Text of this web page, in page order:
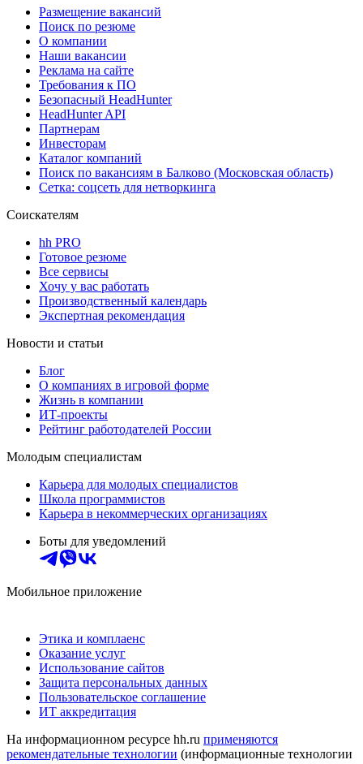
Размещение вакансий
Поиск по резюме
О компании
Наши вакансии
Реклама на сайте
Требования к ПО
Безопасный HeadHunter
HeadHunter API
Партнерам
Инвесторам
Каталог компаний
Поиск по вакансиям в Балково (Московская область)
Сетка: соцсеть для нетворкинга
Соискателям
hh PRO
Готовое резюме
Все сервисы
Хочу у вас работать
Производственный календарь
Экспертная рекомендация
Новости и статьи
Блог
О компаниях в игровой форме
Жизнь в компании
ИТ-проекты
Рейтинг работодателей России
Молодым специалистам
Карьера для молодых специалистов
Школа программистов
Карьера в некоммерческих организациях
Боты для уведомлений
Мобильное приложение
Этика и комплаенс
Оказание услуг
Использование сайтов
Защита персональных данных
Пользовательское соглашение
ИТ аккредитация
На информационном ресурсе hh.ru применяются
рекомендательные технологии (информационные технологии